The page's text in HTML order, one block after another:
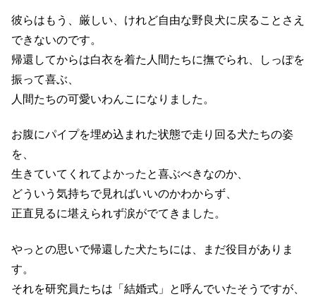
彼らはもう、厳しい、けれど自由な野良犬に戻ることさえ
できないのです。
帰還してからは白衣を着た人間たちに撫でられ、しっぽを
振って喜ぶ、
人間たちの可愛いわんこになりました。
お腹にパイプを埋め込まれた状態で走り回る犬たちの姿
を、
生きていてくれてよかったと喜ぶべきなのか、
どういう気持ちで見ればいいのかわからず、
正直見るに堪えられず涙がでてきました。
やっとの思いで帰還した犬たちには、まだ役目がありま
す。
それを研究員たちは「結婚式」と呼んでいたそうですが、